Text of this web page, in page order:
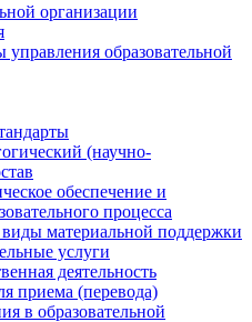
организации
образовательной
(научно-
обеспечение и
процесса
материальной поддержки
услуги
деятельность
приема (перевода)
в образовательной